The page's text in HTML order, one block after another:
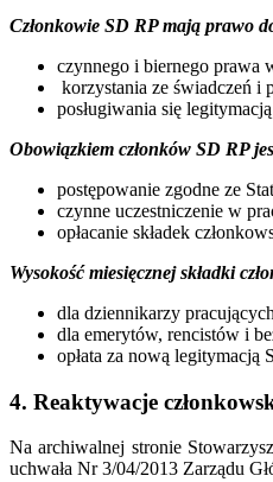
Członkowie SD RP mają prawo
czynnego i biernego prawa
korzystania ze świadczeń i
posługiwania się
Obowiązkiem członków SD RP
postępowanie zgodne ze
czynne uczestniczenie w
opłacanie składek
Wysokość miesięcznej składki
dla dziennikarzy
dla emerytów, rencistów i
opłata za nową legitymacją
4. Reaktywacje
Na archiwalnej stronie
uchwała Nr 3/04/2013 Zarządu